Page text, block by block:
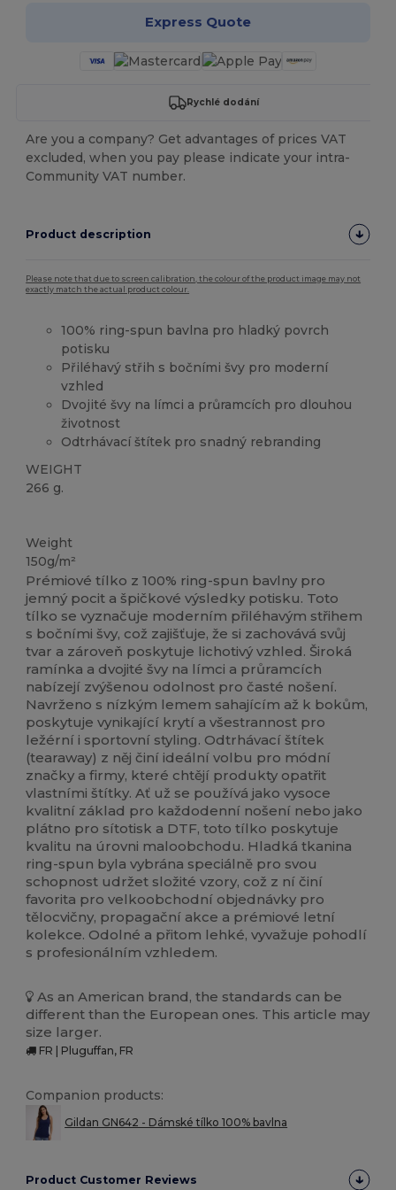
Express Quote
Rychlé dodání
Are you a company? Get advantages of prices VAT
excluded, when you pay please indicate your intra-
Community VAT number.
Product description
Please note that due to screen calibration, the colour of the product image may not
exactly match the actual product colour.
100% ring-spun bavlna pro hladký povrch
potisku
Přiléhavý střih s bočními švy pro moderní
vzhled
Dvojité švy na límci a průramcích pro dlouhou
životnost
Odtrhávací štítek pro snadný rebranding
WEIGHT
266 g.
Weight
150g/m²
Prémiové tílko z 100% ring-spun bavlny pro
jemný pocit a špičkové výsledky potisku. Toto
tílko se vyznačuje moderním přiléhavým střihem
s bočními švy, což zajišťuje, že si zachovává svůj
tvar a zároveň poskytuje lichotivý vzhled. Široká
ramínka a dvojité švy na límci a průramcích
nabízejí zvýšenou odolnost pro časté nošení.
Navrženo s nízkým lemem sahajícím až k bokům,
poskytuje vynikající krytí a všestrannost pro
ležérní i sportovní styling. Odtrhávací štítek
(tearaway) z něj činí ideální volbu pro módní
značky a firmy, které chtějí produkty opatřit
vlastními štítky. Ať už se používá jako vysoce
kvalitní základ pro každodenní nošení nebo jako
plátno pro sítotisk a DTF, toto tílko poskytuje
kvalitu na úrovni maloobchodu. Hladká tkanina
ring-spun byla vybrána speciálně pro svou
schopnost udržet složité vzory, což z ní činí
favorita pro velkoobchodní objednávky pro
tělocvičny, propagační akce a prémiové letní
kolekce. Odolné a přitom lehké, vyvažuje pohodlí
s profesionálním vzhledem.
As an American brand, the standards can be
different than the European ones. This article may
size larger.
FR | Pluguffan, FR
Companion products:
Gildan GN642 - Dámské tílko 100% bavlna
Product Customer Reviews